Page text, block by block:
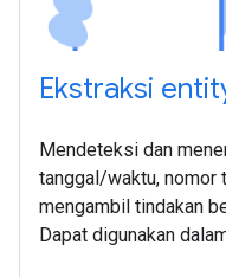
Ekstraksi
Mendeteksi dan
tanggal/waktu, nomor
mengambil tindakan
Dapat digunakan